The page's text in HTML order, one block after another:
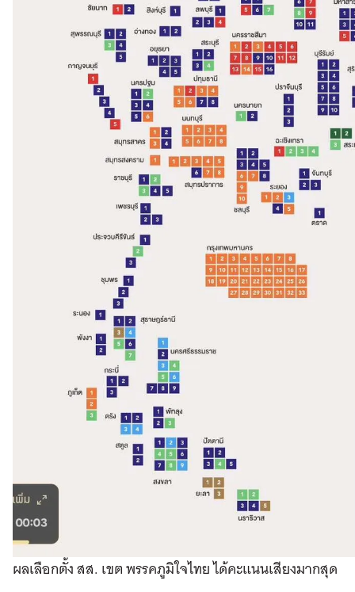
ผลเลือกตั้ง สส. เขต พรรคภูมิใจไทย ได้คะแนนเสียงมากสุด